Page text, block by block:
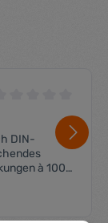
Durchschnittliche
DIN-
à 100